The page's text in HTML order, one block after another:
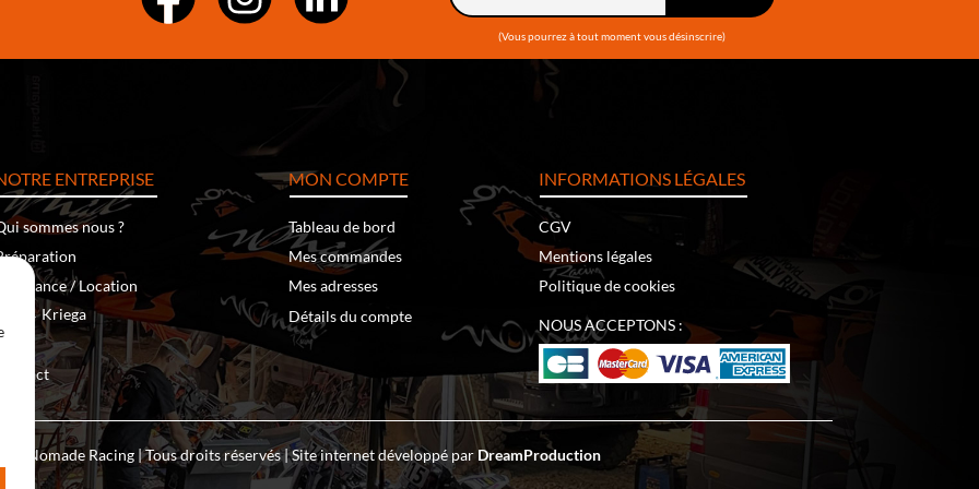
(Vous pourrez à tout moment vous désinscrire)
ENTREPRISE
sommes nous ?
Assistance / Location
‐ Kriega
Contact
MON COMPTE
Tableau de bord
Mes commandes
Mes adresses
Détails du compte
INFORMATIONS LÉGALES
CGV
Mentions légales
Politique de cookies
NOUS ACCEPTONS :
– Nomade Racing | Tous droits réservés | Site internet développé parDreamProduction